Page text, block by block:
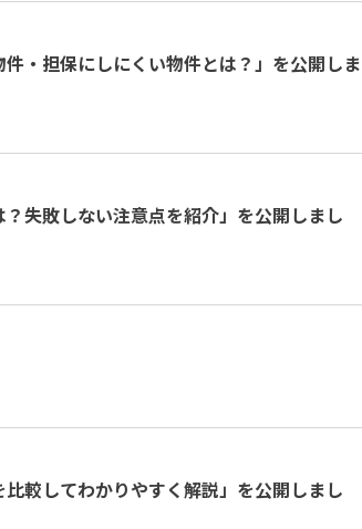
・担保にしにくい物件とは？」を公開しま
失敗しない注意点を紹介」を公開しまし
較してわかりやすく解説」を公開しまし